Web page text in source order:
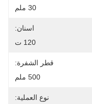
30 ملم
اسنان:
120 ت
قطر الشفرة:
500 ملم
نوع العملية: